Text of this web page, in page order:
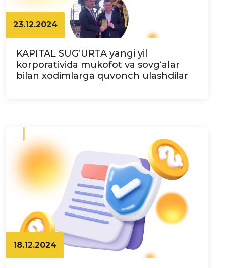
23.12.2024
KAPITAL SUG‘URTA yangi yil
korporativida mukofot va sovg‘alar
bilan xodimlarga quvonch ulashdilar
18.12.2024